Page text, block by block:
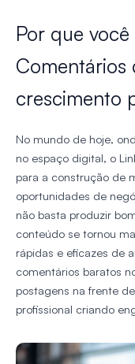
Por que
Comentários
crescimento
No mundo de hoje,
no espaço digital, o
para a construção de
oportunidades de
não basta produzir
conteúdo se tornou
rápidas e eficazes de
comentários baratos
postagens na frente
profissional criando